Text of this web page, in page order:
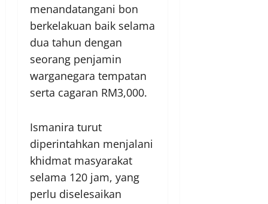
menandatangani bon
berkelakuan baik selama
dua tahun dengan
seorang penjamin
warganegara tempatan
serta cagaran RM3,000.
Ismanira turut
diperintahkan menjalani
khidmat masyarakat
selama 120 jam, yang
perlu diselesaikan